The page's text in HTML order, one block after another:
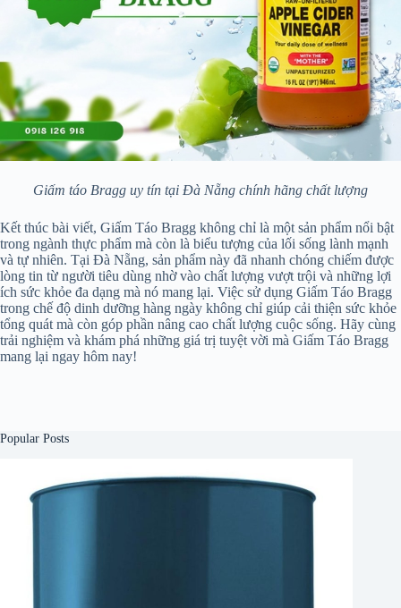
Giấm táo Bragg uy tín tại Đà Nẵng chính hãng chất lượng
Kết thúc bài viết, Giấm Táo Bragg không chỉ là một sản phẩm nổi bật
trong ngành thực phẩm mà còn là biểu tượng của lối sống lành mạnh
và tự nhiên. Tại Đà Nẵng, sản phẩm này đã nhanh chóng chiếm được
lòng tin từ người tiêu dùng nhờ vào chất lượng vượt trội và những lợi
ích sức khỏe đa dạng mà nó mang lại. Việc sử dụng Giấm Táo Bragg
trong chế độ dinh dưỡng hàng ngày không chỉ giúp cải thiện sức khỏe
tổng quát mà còn góp phần nâng cao chất lượng cuộc sống. Hãy cùng
trải nghiệm và khám phá những giá trị tuyệt vời mà Giấm Táo Bragg
mang lại ngay hôm nay!
Popular Posts